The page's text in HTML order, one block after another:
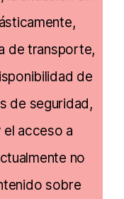
de transporte,
de
de seguridad,
el acceso a
no
sobre